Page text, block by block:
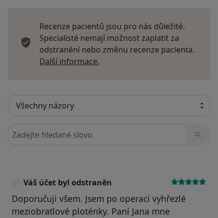
Recenze pacientů jsou pro nás důležité.
Specialisté nemají možnost zaplatit za
odstranění nebo změnu recenze pacienta.
Další informace.
Hledejte v názorech
Váš účet byl odstraněn
Doporučuji všem. Jsem po operaci vyhřezlé
meziobratlové ploténky. Paní Jana mne